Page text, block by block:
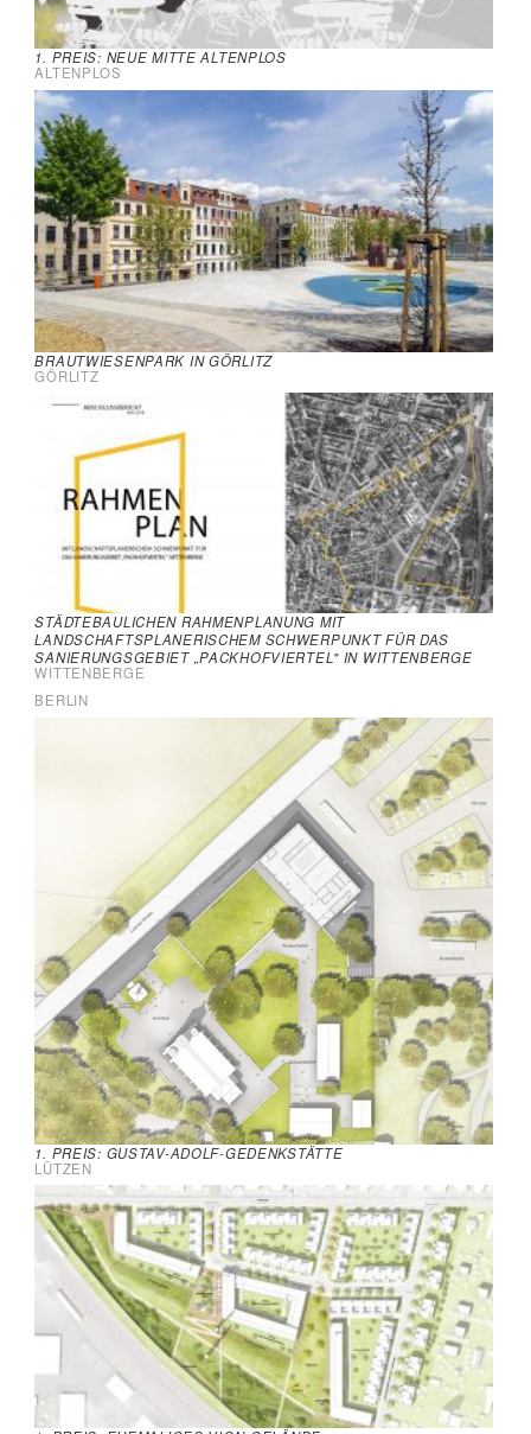
1. PREIS: NEUE MITTE ALTENPLOS
ALTENPLOS
BRAUTWIESENPARK IN GÖRLITZ
GÖRLITZ
STÄDTEBAULICHEN RAHMENPLANUNG MIT
LANDSCHAFTSPLANERISCHEM SCHWERPUNKT FÜR DAS
SANIERUNGSGEBIET „PACKHOFVIERTEL" IN WITTENBERGE
WITTENBERGE
ENGERE WAHL: NEUBAU EINES LABORGEBÄUDES BEUTH
HOCHSCHULE FÜR TECHNIK BERLIN – WAL
BERLIN
1. PREIS: GUSTAV-ADOLF-GEDENKSTÄTTE
LÜTZEN